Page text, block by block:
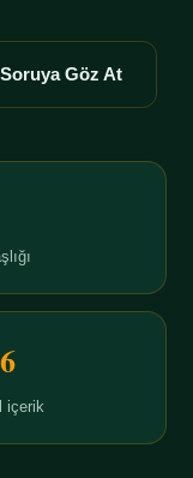
Göz At
içerik